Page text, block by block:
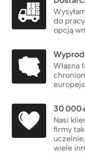
do
opcją
Własna
30
Nasi
firmy
wiele